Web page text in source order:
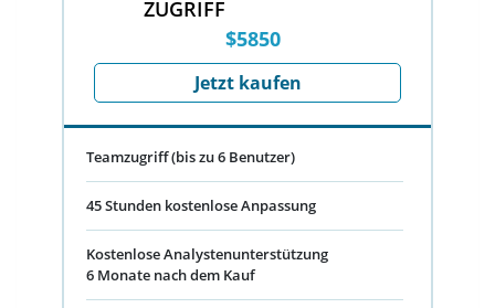
ZUGRIFF
$5850
Jetzt kaufen
Teamzugriff (bis zu 6 Benutzer)
45 Stunden kostenlose Anpassung
Kostenlose Analystenunterstützung
6 Monate nach dem Kauf